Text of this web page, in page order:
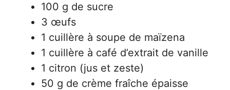
100 g de sucre
3 œufs
1 cuillère à soupe de maïzena
1 cuillère à café d’extrait de vanille
1 citron (jus et zeste)
50 g de crème fraîche épaisse